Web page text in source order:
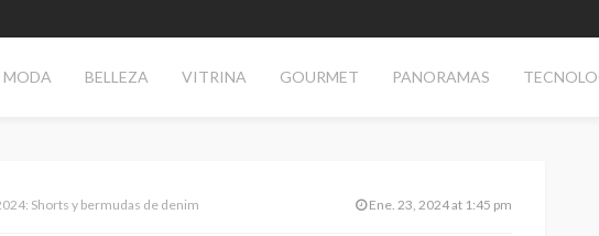
MODA BELLEZA VITRINA GOURMET PANORAMAS
Shorts y bermudas de denim Ene. 23, 2024 at 1:45 pm